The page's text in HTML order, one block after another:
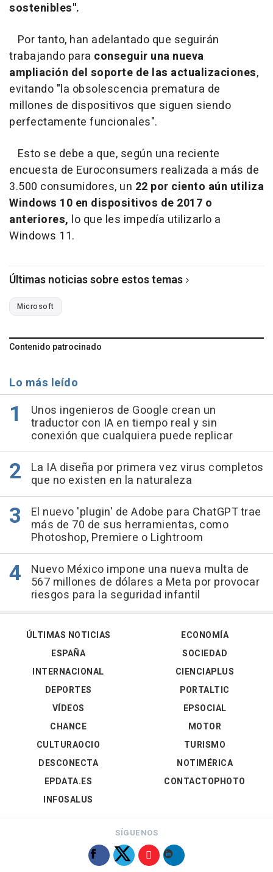
sostenibles".
Por tanto, han adelantado que seguirán
trabajando para conseguir una nueva
ampliación del soporte de las actualizaciones,
evitando "la obsolescencia prematura de
millones de dispositivos que siguen siendo
perfectamente funcionales".
Esto se debe a que, según una reciente
encuesta de Euroconsumers realizada a más de
3.500 consumidores, un 22 por ciento aún utiliza
Windows 10 en dispositivos de 2017 o
anteriores, lo que les impedía utilizarlo a
Windows 11.
Últimas noticias sobre estos temas
Microsoft
Contenido patrocinado
Lo más leído
Unos ingenieros de Google crean un
traductor con IA en tiempo real y sin
conexión que cualquiera puede replicar
La IA diseña por primera vez virus completos
que no existen en la naturaleza
El nuevo 'plugin' de Adobe para ChatGPT trae
más de 70 de sus herramientas, como
Photoshop, Premiere o Lightroom
Nuevo México impone una nueva multa de
567 millones de dólares a Meta por provocar
riesgos para la seguridad infantil
ÚLTIMAS NOTICIAS
ESPAÑA
INTERNACIONAL
DEPORTES
VÍDEOS
ECONOMÍA
SOCIEDAD
CIENCIAPLUS
PORTALTIC
EPSOCIAL
CHANCE
CULTURAOCIO
DESCONECTA
EPDATA.ES
INFOSALUS
MOTOR
TURISMO
NOTIMÉRICA
CONTACTOPHOTO
SÍGUENOS